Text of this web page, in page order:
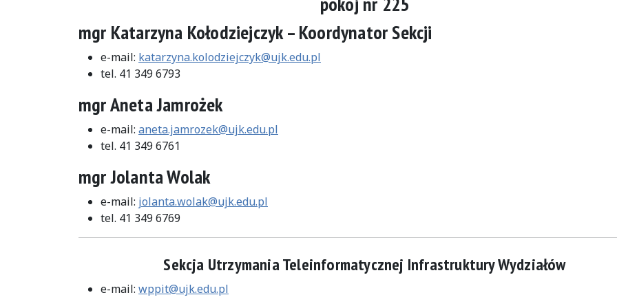
mgr Katarzyna Kołodziejczyk – Koordynator Sekcji
e-mail: katarzyna.kolodziejczyk@ujk.edu.pl
tel. 41 349 6793
mgr Aneta Jamrożek
e-mail: aneta.jamrozek@ujk.edu.pl
tel. 41 349 6761
mgr Jolanta Wolak
e-mail: jolanta.wolak@ujk.edu.pl
tel. 41 349 6769
Sekcja Utrzymania Teleinformatycznej Infrastruktury Wydziałów
e-mail: wppit@ujk.edu.pl